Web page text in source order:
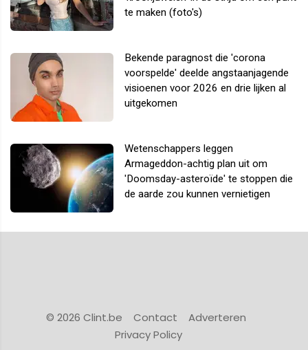
te maken (foto's)
Bekende paragnost die 'corona
voorspelde' deelde angstaanjagende
visioenen voor 2026 en drie lijken al
uitgekomen
Wetenschappers leggen
Armageddon-achtig plan uit om
'Doomsday-asteroïde' te stoppen die
de aarde zou kunnen vernietigen
© 2026 Clint.be Contact
Adverteren
Privacy Policy